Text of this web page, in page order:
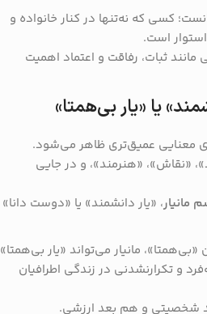
کسی که نه‌تنها در کنار خانواده و
است.
ثبات، رفاقت و اعتماد اهمیت
یا «یار بی‌همتا»
معنایی عمیق‌تری ظاهر می‌شود.
«نقاش»، «هنرمند»، و در جایی
مانیار، «یار دانشمند» یا «دوست دانا»
مانیار می‌تواند «یار بی‌همتا»
و تکرارنشدنی در زندگی اطرافیان
شخصیتی و هم بعد ارزشی.